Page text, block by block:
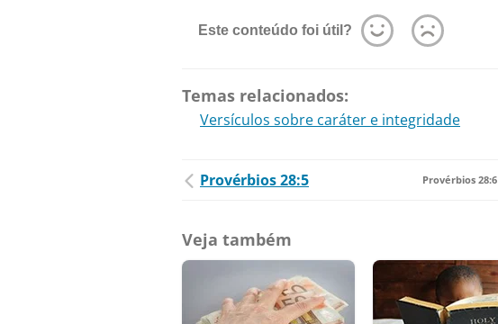
Este conteúdo foi útil?
Temas relacionados:
Versículos sobre caráter e integridade
Provérbios 28:5 Provérbios 28:6
Veja também